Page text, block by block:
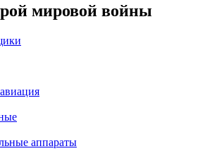
мировой войны
аппараты